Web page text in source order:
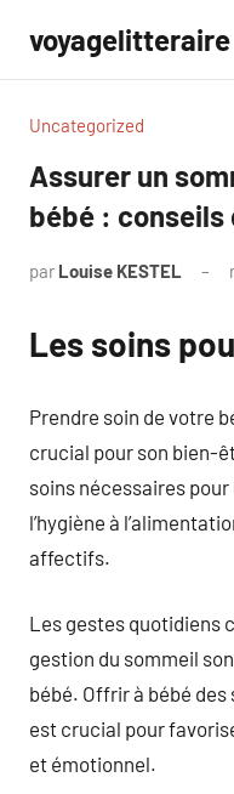
contenu
voyagelitteraire
Uncategorized
Assurer un
bébé : conseils
par Louise KESTEL
Les soins
Prendre soin de votre
crucial pour son bien-
soins nécessaires
l’hygiène à
affectifs.
Les gestes quotidiens
gestion du sommeil
bébé. Offrir à bébé
est crucial pour
et émotionnel.